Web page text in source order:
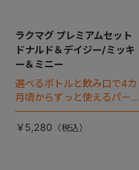
ラクマグ プレミアムセット
ドナルド＆デイジー/ミッキ
ー＆ミニー
選べるボトルと飲み口で4カ
月頃からずっと使えるパーフ
ェクトセット。
￥5,280